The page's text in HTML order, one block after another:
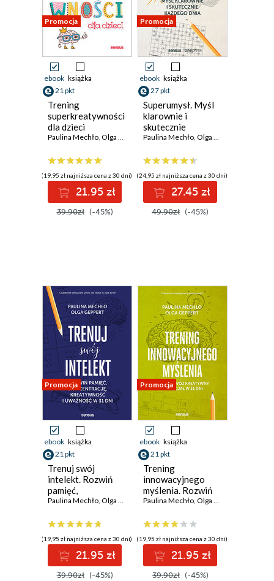
Promocja
ebook książka
21 pkt
Trening
superkreatywności
dla dzieci
Paulina Mechło, Olga Geppert
(19,95 zł najniższa cena z 30 dni)
21.95 zł
39.90zł (-45%)
Promocja
ebook książka
27 pkt
Superumysł. Myśl
klarownie i
skutecznie
każdego dnia
Paulina Mechło, Olga Geppert
(24,95 zł najniższa cena z 30 dni)
27.45 zł
49.90zł (-45%)
Promocja
ebook książka
21 pkt
Trenuj swój
intelekt. Rozwiń
pamięć,
koncentrację,
uważność w 31 dni
Paulina Mechło, Olga Geppert
(19,95 zł najniższa cena z 30 dni)
21.95 zł
39.90zł (-45%)
Promocja
ebook książka
21 pkt
Trening
innowacyjnego
myślenia. Rozwiń
swój kreatywny
Paulina Mechło, Olga Geppert
(19,95 zł najniższa cena z 30 dni)
21.95 zł
39.90zł (-45%)